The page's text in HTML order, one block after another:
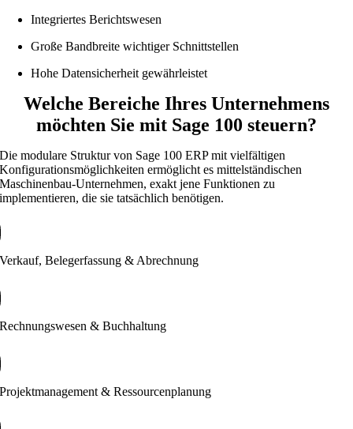
Integriertes Berichtswesen
Große Bandbreite wichtiger Schnittstellen
Hohe Datensicherheit gewährleistet
Welche Bereiche Ihres Unternehmens
möchten Sie mit Sage 100 steuern?
Die modulare Struktur von Sage 100 ERP mit vielfältigen
Konfigurationsmöglichkeiten ermöglicht es mittelständischen
Maschinenbau-Unternehmen, exakt jene Funktionen zu
implementieren, die sie tatsächlich benötigen.
Verkauf, Belegerfassung & Abrechnung
Rechnungswesen & Buchhaltung
Projektmanagement & Ressourcenplanung